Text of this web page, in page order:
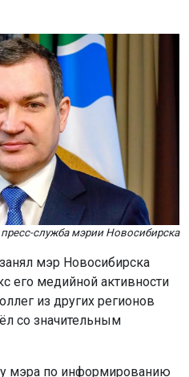
служба мэрии Новосибирска
занял мэр Новосибирска
его медийной активности
из других регионов
со значительным
мэра по информированию